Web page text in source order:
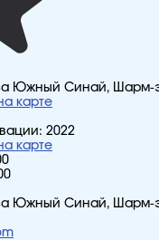
Южный Синай, Шарм-
карте
2022
карте
Южный Синай, Шарм-